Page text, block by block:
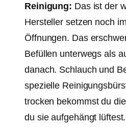
Reinigung: Das ist der
Hersteller setzen noch
Öffnungen. Das
Befüllen unterwegs als
danach. Schlauch und
spezielle
trocken bekommst du
du sie aufgehängt